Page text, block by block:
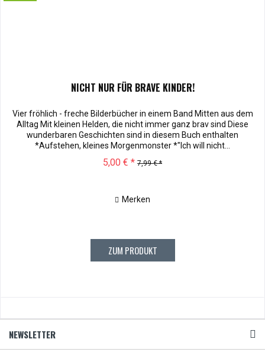
NICHT NUR FÜR BRAVE KINDER!
Vier fröhlich - freche Bilderbücher in einem Band Mitten aus dem
Alltag Mit kleinen Helden, die nicht immer ganz brav sind Diese
wunderbaren Geschichten sind in diesem Buch enthalten
*Aufstehen, kleines Morgenmonster *"Ich will nicht...
5,00 € * 7,99 € *
Merken
ZUM PRODUKT
NEWSLETTER